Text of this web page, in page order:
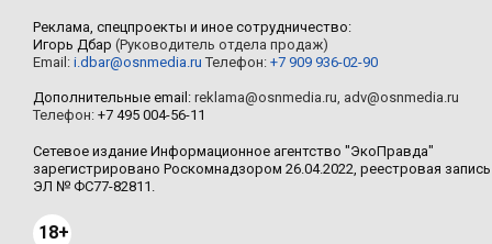
Реклама, спецпроекты и иное сотрудничество:
Игорь Дбар (Руководитель отдела продаж)
Email: i.dbar@osnmedia.ru Телефон: +7 909 936-02-90
Дополнительные email: reklama@osnmedia.ru, adv@osnmedia.ru
Телефон: +7 495 004-56-11
Сетевое издание Информационное агентство "ЭкоПравда"
зарегистрировано Роскомнадзором 26.04.2022, реестровая запись
ЭЛ № ФС77-82811.
18+